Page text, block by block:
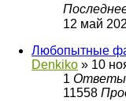
12 май
Любопытные
Denkiko » 10
1 Ответы
11558